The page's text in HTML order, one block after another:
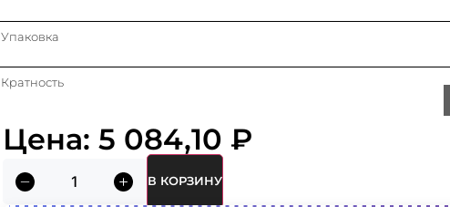
Упаковка
Кратность
Материал
Тип компонента/запасной части
Цена: 5 084,10 ₽
В КОРЗИНУ